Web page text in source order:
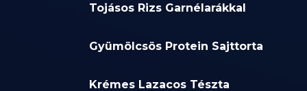
Tojásos Rizs Garnélarákkal
Gyümölcsös Protein Sajttorta
Krémes Lazacos Tészta